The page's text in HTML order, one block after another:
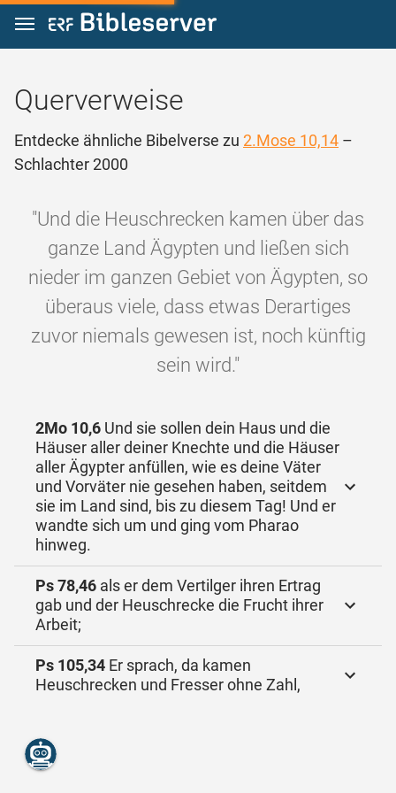
Zum Inhalt springen
Querverweise
Entdecke ähnliche Bibelverse zu 2.Mose 10,14 –
Schlachter 2000
"Und die Heuschrecken kamen über das
ganze Land Ägypten und ließen sich
nieder im ganzen Gebiet von Ägypten, so
überaus viele, dass etwas Derartiges
zuvor niemals gewesen ist, noch künftig
sein wird."
2Mo 10,6 Und sie sollen dein Haus und die
Häuser aller deiner Knechte und die Häuser
aller Ägypter anfüllen, wie es deine Väter
und Vorväter nie gesehen haben, seitdem
sie im Land sind, bis zu diesem Tag! Und er
wandte sich um und ging vom Pharao
hinweg.
Ps 78,46 als er dem Vertilger ihren Ertrag
gab und der Heuschrecke die Frucht ihrer
Arbeit;
Ps 105,34 Er sprach, da kamen
Heuschrecken und Fresser ohne Zahl,